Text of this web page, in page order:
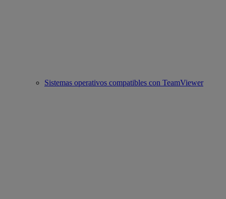
Sistemas operativos compatibles con TeamViewer